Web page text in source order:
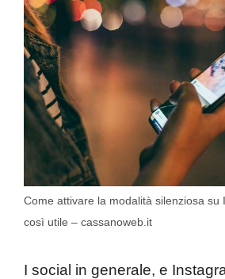
Come attivare la modalità silenziosa su
così utile – cassanoweb.it
I social in generale, e